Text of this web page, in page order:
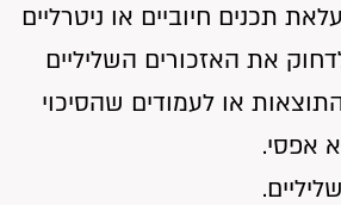
תכנים חיוביים או ניטרליים
את האזכורים השליליים
או לעמודים שהסיכוי
אפסי.